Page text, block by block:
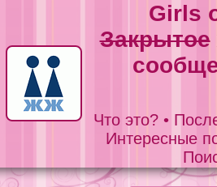
Girls
Закрытое
Что это?•
Интересные